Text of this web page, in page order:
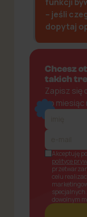
– jeśli
dopytaj
Chcesz
takich
Zapisz się
co
Akceptuję
polityce
celu
dowolnym